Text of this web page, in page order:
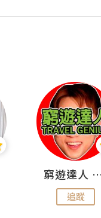
窮遊達人 Mr.TravelGenius
追蹤